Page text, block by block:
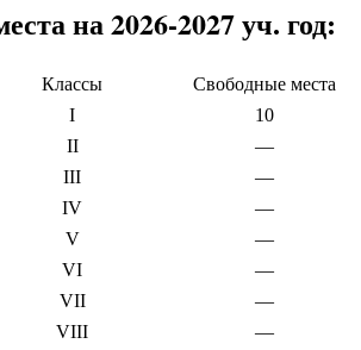
на 2026-2027 уч. год:
Классы Свободные места
I
10
II
—
III
—
IV
—
V
—
VI
—
VII
—
VIII
—